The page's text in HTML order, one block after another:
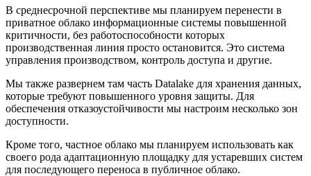
В среднесрочной перспективе мы планируем перенести в
приватное облако информационные системы повышенной
критичности, без работоспособности которых
производственная линия просто остановится. Это система
управления производством, контроль доступа и другие.
Мы также развернем там часть Datalake для хранения данных,
которые требуют повышенного уровня защиты. Для
обеспечения отказоустойчивости мы настроим несколько зон
доступности.
Кроме того, частное облако мы планируем использовать как
своего рода адаптационную площадку для устаревших систем
для последующего переноса в публичное облако.